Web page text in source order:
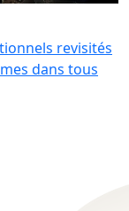
revisités
dans tous